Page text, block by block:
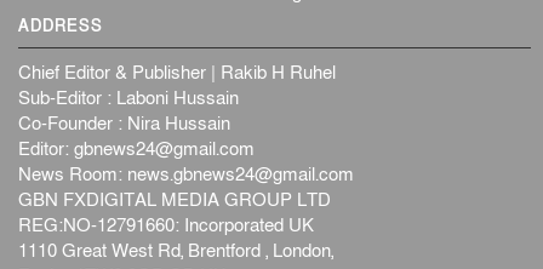
ADDRESS
Chief Editor & Publisher | Rakib H Ruhel
Sub-Editor : Laboni Hussain
Co-Founder : Nira Hussain
Editor: gbnews24@gmail.com
News Room: news.gbnews24@gmail.com
GBN FXDIGITAL MEDIA GROUP LTD
REG:NO-12791660: Incorporated UK
1110 Great West Rd, Brentford , London,